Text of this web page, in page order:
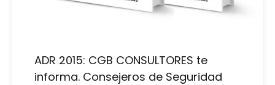
ADR 2015: CGB CONSULTORES te
informa. Consejeros de Seguridad